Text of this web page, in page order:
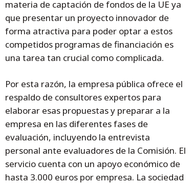
materia de captación de fondos de la UE ya
que presentar un proyecto innovador de
forma atractiva para poder optar a estos
competidos programas de financiación es
una tarea tan crucial como complicada.
Por esta razón, la empresa pública ofrece el
respaldo de consultores expertos para
elaborar esas propuestas y preparar a la
empresa en las diferentes fases de
evaluación, incluyendo la entrevista
personal ante evaluadores de la Comisión. El
servicio cuenta con un apoyo económico de
hasta 3.000 euros por empresa. La sociedad